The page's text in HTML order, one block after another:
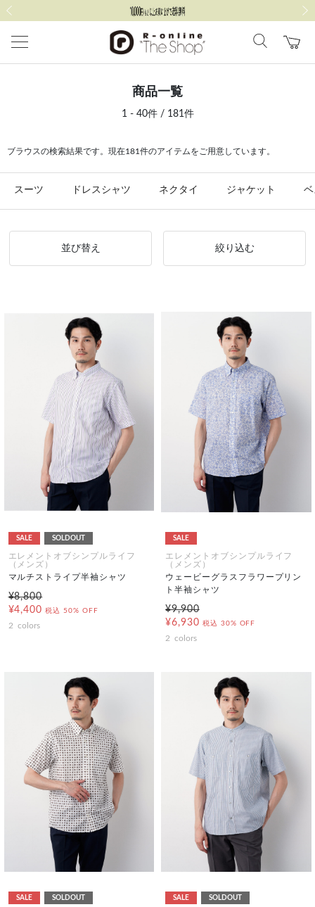
商品一覧
1 - 40件 / 181件
ブラウスの検索結果です。現在181件のアイテムをご用意しています。
スーツ ドレスシャツ ネクタイ ジャケット
並び替え 絞り込む
SALE SOLDOUT
エレメントオブシンプルライフ
（メンズ）
マルチストライプ半袖シャツ
¥8,800
¥4,400 税込 50% OFF
2 colors
SALE
エレメントオブシンプルライフ
（メンズ）
ウェービーグラスフラワープリン
ト半袖シャツ
¥9,900
¥6,930 税込 30% OFF
2 colors
SALE SOLDOUT SALE SOLDOUT